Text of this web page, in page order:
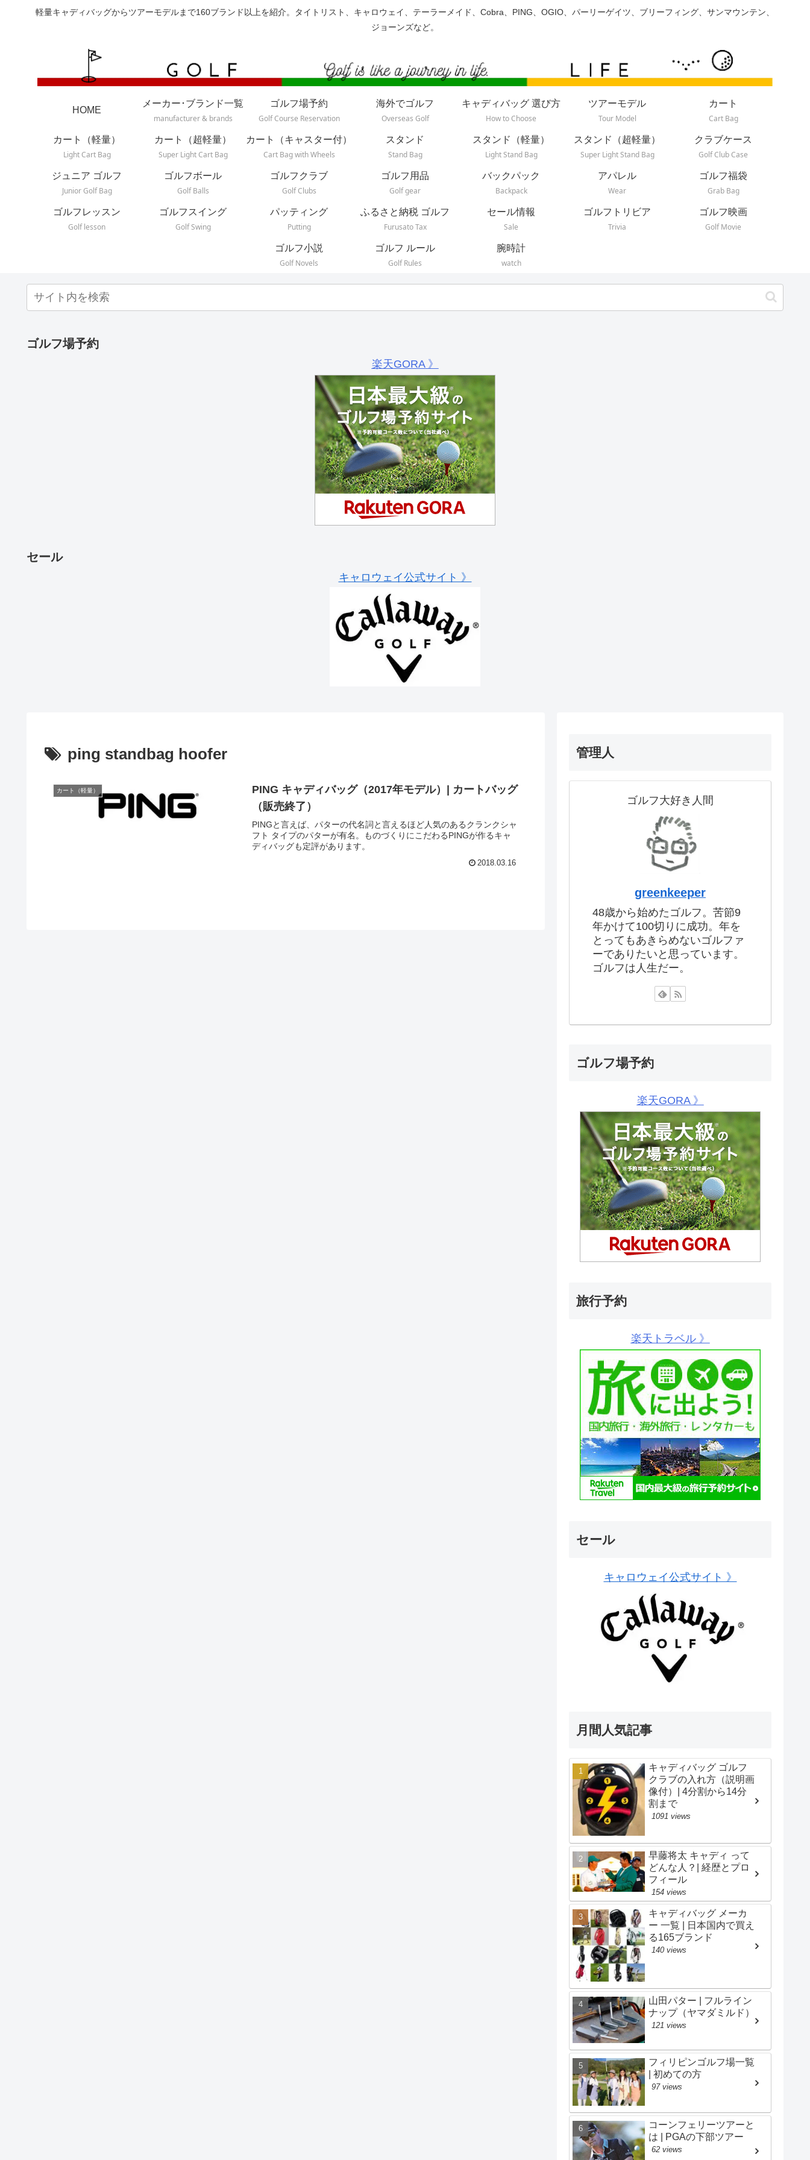
軽量キャディバッグからツアーモデルまで160ブランド以上を紹介。タイトリスト、キャロウェイ、テーラーメイド、Cobra、PING、OGIO、パーリーゲイツ、ブリーフィング、サンマウンテン、
ジョーンズなど。
HOME
メーカー･ブランド一覧
manufacturer & brands
ゴルフ場予約
Golf Course Reservation
海外でゴルフ
Overseas Golf
キャディバッグ 選び方
How to Choose
ツアーモデル
Tour Model
カート
Cart Bag
カート（軽量）
Light Cart Bag
カート（超軽量）
Super Light Cart Bag
カート（キャスター付）
Cart Bag with Wheels
スタンド
Stand Bag
スタンド（軽量）
Light Stand Bag
スタンド（超軽量）
Super Light Stand Bag
クラブケース
Golf Club Case
ジュニア ゴルフ
Junior Golf Bag
ゴルフボール
Golf Balls
ゴルフクラブ
Golf Clubs
ゴルフ用品
Golf gear
バックパック
Backpack
アパレル
Wear
ゴルフ福袋
Grab Bag
ゴルフレッスン
Golf lesson
ゴルフスイング
Golf Swing
パッティング
Putting
ふるさと納税 ゴルフ
Furusato Tax
セール情報
Sale
ゴルフトリビア
Trivia
ゴルフ映画
Golf Movie
ゴルフ小説
Golf Novels
ゴルフ ルール
Golf Rules
腕時計
watch
ゴルフ場予約
楽天GORA 》
セール
キャロウェイ公式サイト 》
ping standbag hoofer
カート（軽量）
PING キャディバッグ（2017年モデル）| カートバッグ
（販売終了）
PINGと言えば、パターの代名詞と言えるほど人気のあるクランクシャ
フト タイプのパターが有名。ものづくりにこだわるPINGが作るキャ
ディバッグも定評があります。
2018.03.16
管理人
ゴルフ大好き人間
greenkeeper
48歳から始めたゴルフ。苦節9
年かけて100切りに成功。年を
とってもあきらめないゴルファ
ーでありたいと思っています。
ゴルフは人生だー。
ゴルフ場予約
楽天GORA 》
旅行予約
楽天トラベル 》
セール
キャロウェイ公式サイト 》
月間人気記事
キャディバッグ ゴルフ
クラブの入れ方（説明画
像付）| 4分割から14分
割まで
1091 views
早藤将太 キャディ って
どんな人？| 経歴とプロ
フィール
154 views
キャディバッグ メーカ
ー 一覧 | 日本国内で買え
る165ブランド
140 views
山田パター | フルライン
ナップ（ヤマダミルド）
121 views
フィリピンゴルフ場一覧
| 初めての方
97 views
コーンフェリーツアーと
は | PGAの下部ツアー
62 views